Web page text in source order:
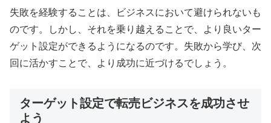
失敗を経験することは、ビジネスにおいて避けられないも
のです。しかし、それを乗り越えることで、より良いター
ゲット設定ができるようになるのです。失敗から学び、次
回に活かすことで、より成功に近づけるでしょう。
ターゲット設定で転売ビジネスを成功させ
よう